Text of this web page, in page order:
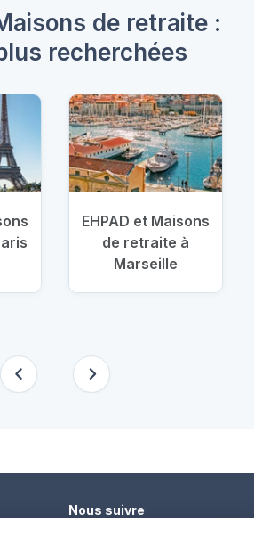
de retraite :
recherchées
EHPAD et Maisons
de retraite à
Marseille
Nous suivre